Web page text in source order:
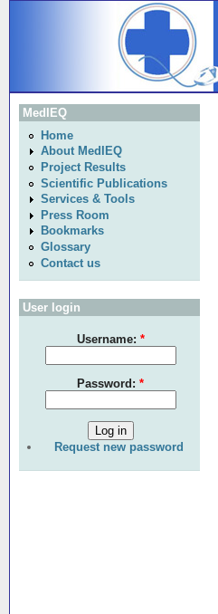
MedIEQ
Home
About MedIEQ
Project Results
Scientific Publications
Services & Tools
Press Room
Bookmarks
Glossary
Contact us
User login
Username: *
Password: *
Request new password